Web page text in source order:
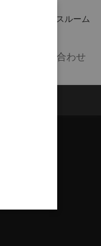
プレスルーム
お問い合わせ